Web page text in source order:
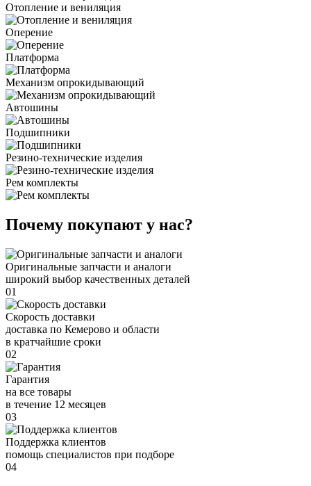
Отопление и вениляция
Оперение
Платформа
Механизм опрокидывающий
Автошины
Подшипники
Резино-технические изделия
Рем комплекты
Почему покупают у нас?
Оригинальные запчасти и аналоги
широкий выбор качественных деталей
01
Скорость доставки
доставка по Кемерово и области
в кратчайшие сроки
02
Гарантия
на все товары
в течение 12 месяцев
03
Поддержка клиентов
помощь специалистов при подборе
04